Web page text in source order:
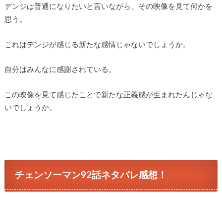
デンジは普通になりたいと言いながら、その映像を見て何かを
思う。
これはデンジが感じる新たな感情じゃないでしょうか。
自分はみんなに感謝されている。
この映像を見て感じたことで新たな正義感が生まれたんじゃな
いでしょうか。
チェンソーマン92話ネタバレ感想！